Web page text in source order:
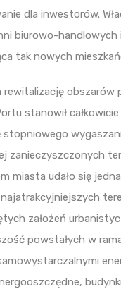
dla inwestorów.
biurowo-
tak nowych
rewitalizację
stanowił
zanieczyszczonych
miasta udało się
założeń
powstałych w